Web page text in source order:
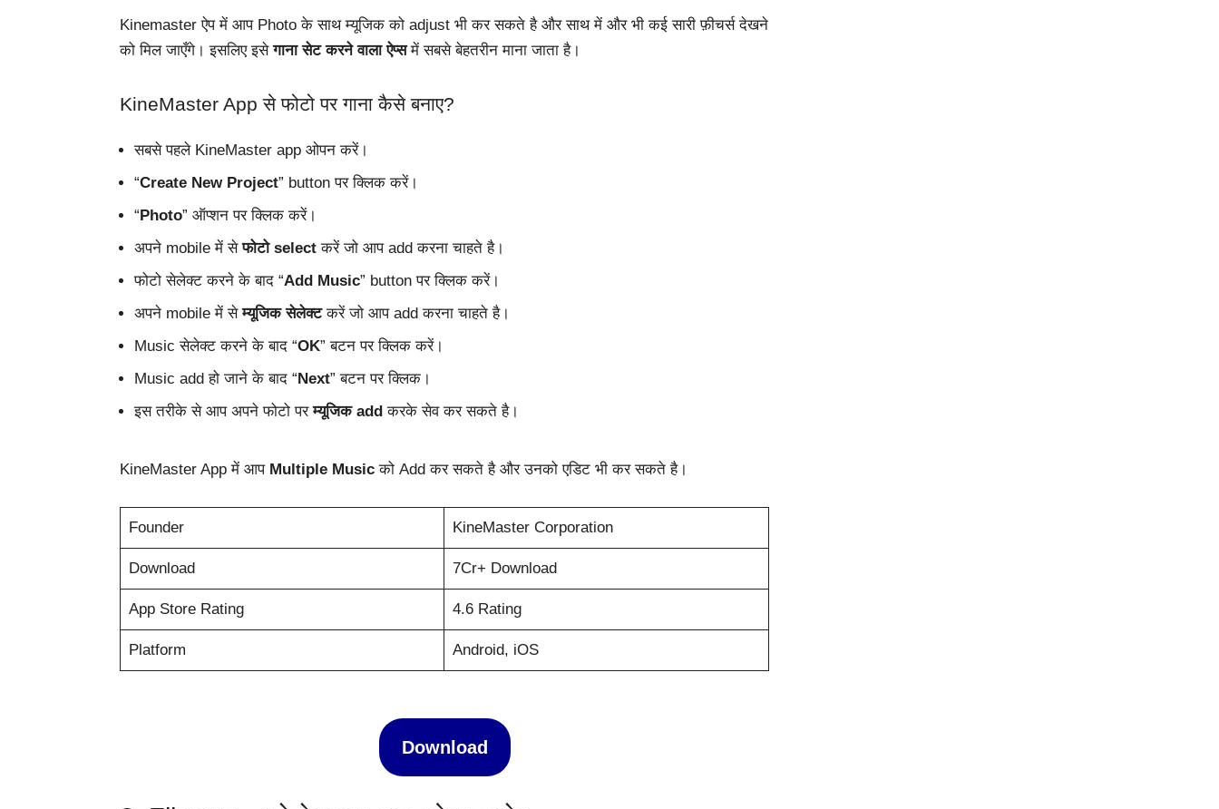
Kinemaster ऐप में आप Photo के साथ म्यूजिक को adjust भी कर सकते है और साथ में और भी कई सारी फ़ीचर्स देखने
को मिल जाएँगे।इसलिए इसे गाना सेट करने वाला ऐप्स में सबसे बेहतरीन माना जाता है।
KineMaster App से फोटो पर गाना कैसे बनाए?
सबसे पहले KineMaster app ओपन करें।
“Create New Project” button पर क्लिक करें।
“ Photo” ऑप्शन पर क्लिक करें।
अपने mobile में सेफोटो select करें जो आप add करना चाहते है।
फोटो सेलेक्ट करने के बाद “Add Music” button पर क्लिक करें।
अपने mobile में सेम्यूजिक सेलेक्टकरें जो आप add करना चाहते है।
Music सेलेक्ट करने के बाद “OK” बटन पर क्लिक करें।
Music add हो जाने के बाद “ Next” बटन पर क्लिक।
इस तरीके से आप अपने फोटो परम्यूजिक add करके सेव कर सकते है।
KineMaster App में आप Multiple Music को Add कर सकते है और उनको एडिट भी कर सकते है।
Founder KineMaster Corporation
Download 7Cr+ Download
App Store Rating 4.6 Rating
Platform Android, iOS
Download